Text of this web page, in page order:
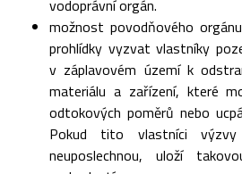
vodoprávní orgán.
možnost povodňového
prohlídky vyzvat vlastníky
v záplavovém území k
materiálu a zařízení, které
odtokových poměrů nebo
Pokud tito vlastníci
neuposlechnou, uloží